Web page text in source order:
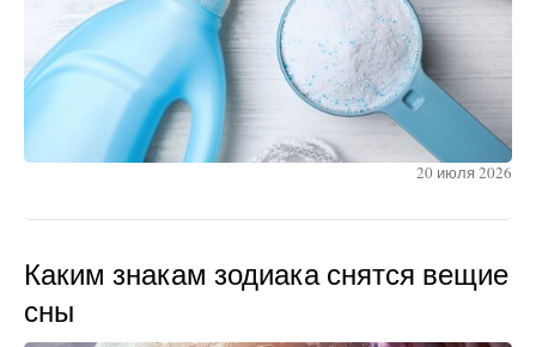
20 июля 2026
Каким знакам зодиака снятся вещие
сны